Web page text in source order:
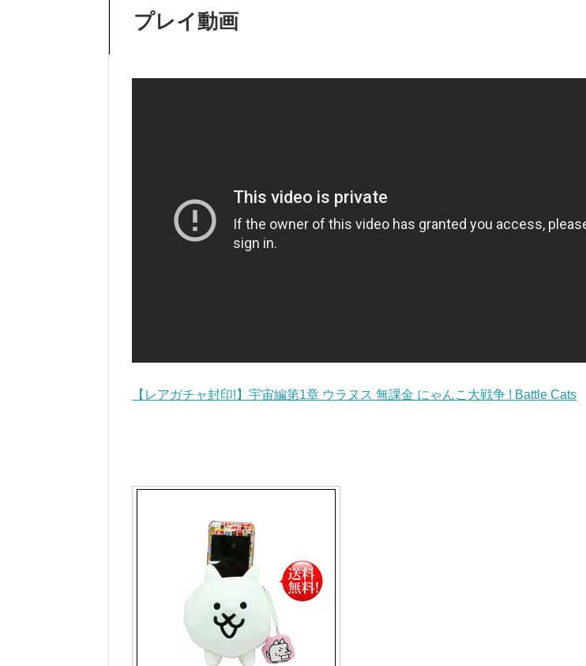
プレイ動画
【レアガチャ封印!】宇宙編第1章 ウラヌス 無課金 にゃんこ大戦争 ! Battle Cats